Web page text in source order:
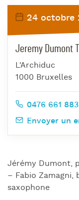
Jérémy Dumont,
– Fabio Zamagni,
saxophone
24 octobre
Jeremy Dumont
L'Archiduc
1000 Bruxelles
0476 661 883
Envoyer un